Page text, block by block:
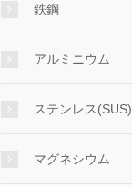
鉄鋼
アルミニウム
ステンレス(SUS)
マグネシウム